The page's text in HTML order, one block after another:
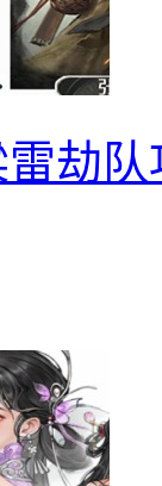
劫